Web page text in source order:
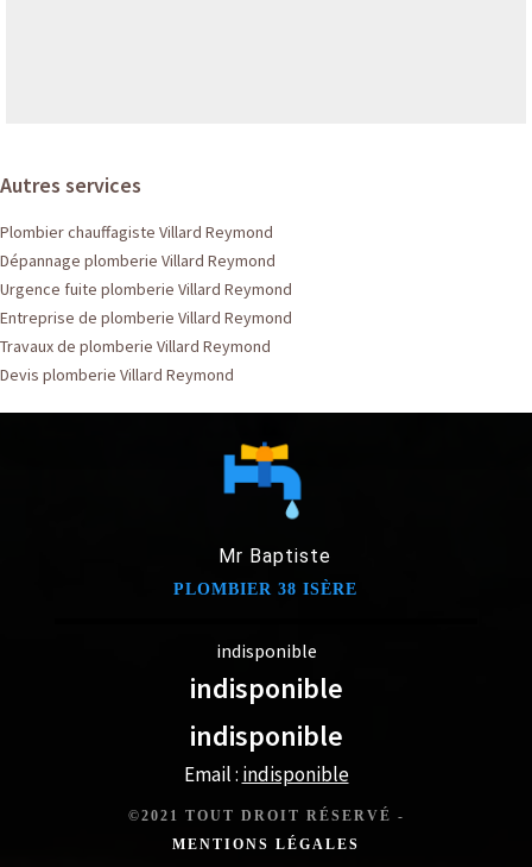
Autres services
Plombier chauffagiste Villard Reymond
Dépannage plomberie Villard Reymond
Urgence fuite plomberie Villard Reymond
Entreprise de plomberie Villard Reymond
Travaux de plomberie Villard Reymond
Devis plomberie Villard Reymond
Mr Baptiste
PLOMBIER 38 ISÈRE
indisponible
indisponible
indisponible
Email : indisponible
©2021 TOUT DROIT RÉSERVÉ -
MENTIONS LÉGALES